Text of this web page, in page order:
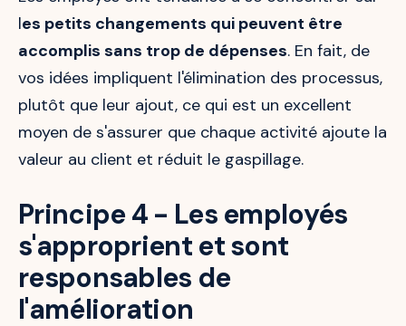
les petits changements qui peuvent être
accomplis sans trop de dépenses. En fait, de
vos idées impliquent l'élimination des processus,
plutôt que leur ajout, ce qui est un excellent
moyen de s'assurer que chaque activité ajoute la
valeur au client et réduit le gaspillage.
Principe 4 - Les employés
s'approprient et sont
responsables de
l'amélioration